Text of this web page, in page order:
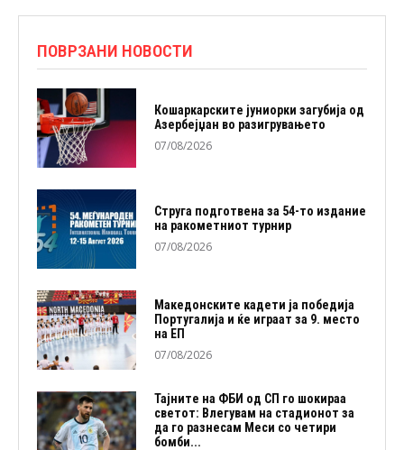
ПОВРЗАНИ НОВОСТИ
Кошаркарските јуниорки загубија од
Азербејџан во разигрувањето
07/08/2026
Струга подготвена за 54-то издание
на ракометниот турнир
07/08/2026
Македонските кадети ја победија
Португалија и ќе играат за 9. место
на ЕП
07/08/2026
Тајните на ФБИ од СП го шокираа
светот: Влегувам на стадионот за
да го разнесам Меси со четири
бомби...